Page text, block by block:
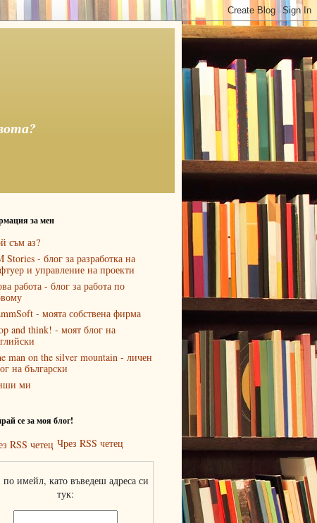
за мен
съм аз?
Stories - блог за разработка на
и управление на проекти
работа - блог за работа по
- моята собствена фирма
and think! - моят блог на
man on the silver mountain - личен
на български
ми
се за моя блог!
Чрез RSS четец
имейл, като въведеш адреса си
тук: